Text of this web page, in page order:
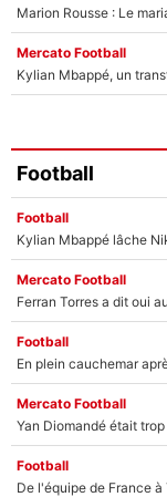
Marion Rousse : Le
Mercato Football
Kylian Mbappé, un
Football
Football
Mercato Football
Football
Mercato Football
Football